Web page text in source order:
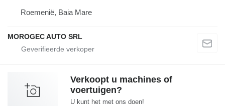
Roemenië, Baia Mare
MOROGEC AUTO SRL
Verkoopt u machines of
voertuigen?
U kunt het met ons doen!